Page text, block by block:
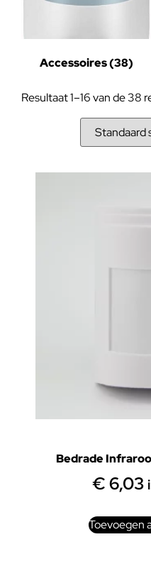
Accessoires(38)
Resultaat 1–16 van de
Bedrade
€6,03
Toevoegen